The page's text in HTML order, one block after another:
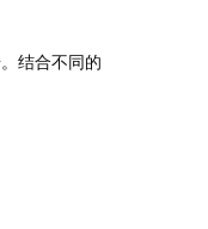
结合不同的